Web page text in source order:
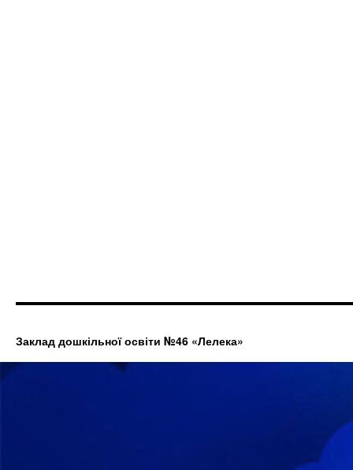
Заклад дошкільної освіти №46 «Лелека»